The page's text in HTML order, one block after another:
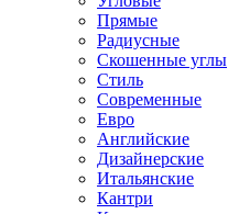
Прямые
Радиусные
Скошенные углы
Стиль
Современные
Евро
Английские
Дизайнерские
Итальянские
Кантри